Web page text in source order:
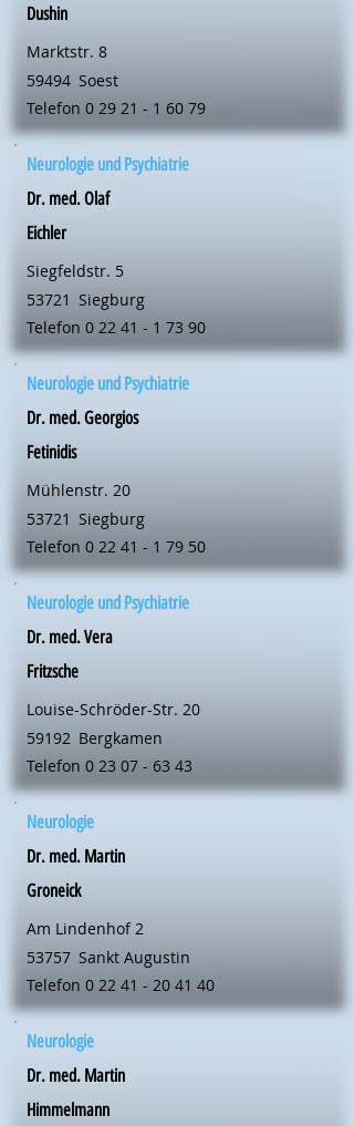
Dushin
Marktstr. 8
59494 Soest
Telefon 0 29 21 - 1 60 79
Neurologie und Psychiatrie
Dr. med. Olaf
Eichler
Siegfeldstr. 5
53721 Siegburg
Telefon 0 22 41 - 1 73 90
Neurologie und Psychiatrie
Dr. med. Georgios
Fetinidis
Mühlenstr. 20
53721 Siegburg
Telefon 0 22 41 - 1 79 50
Neurologie und Psychiatrie
Dr. med. Vera
Fritzsche
Louise-Schröder-Str. 20
59192 Bergkamen
Telefon 0 23 07 - 63 43
Neurologie
Dr. med. Martin
Groneick
Am Lindenhof 2
53757 Sankt Augustin
Telefon 0 22 41 - 20 41 40
Neurologie
Dr. med. Martin
Himmelmann